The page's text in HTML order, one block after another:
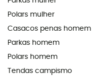
Polars mulher
Casacos penas homem
Parkas homem
Polars homem
Tendas campismo